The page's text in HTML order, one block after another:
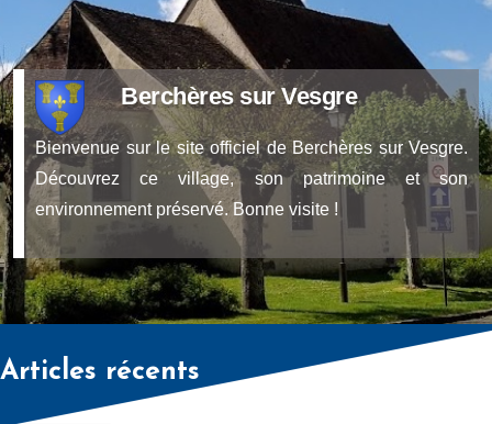
Berchères sur Vesgre
Bienvenue sur le site officiel de Berchères sur Vesgre.
Découvrez ce village, son patrimoine et son
environnement préservé. Bonne visite !
Articles récents